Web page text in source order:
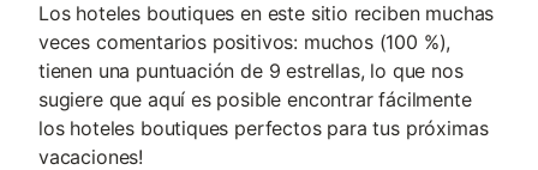
Los hoteles boutiques en este sitio reciben muchas
veces comentarios positivos: muchos (100 %),
tienen una puntuación de 9 estrellas, lo que nos
sugiere que aquí es posible encontrar fácilmente
los hoteles boutiques perfectos para tus próximas
vacaciones!